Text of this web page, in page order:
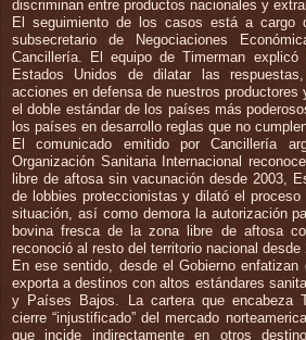
discriminan entre productos nacionales y
El seguimiento de los casos está a cargo
subsecretario de Negociaciones
Cancillería. El equipo de Timerman
Estados Unidos de dilatar las
acciones en defensa de nuestros productores
el doble estándar de los países más
los países en desarrollo reglas que no
El comunicado emitido por Cancillería
Organización Sanitaria Internacional
libre de aftosa sin vacunación desde 2003,
de lobbies proteccionistas y dilató el
situación, así como demora la autorización
bovina fresca de la zona libre de aftosa
reconoció al resto del territorio nacional desde
En ese sentido, desde el Gobierno enfatizan
exporta a destinos con altos estándares
y Países Bajos. La cartera que encabeza
cierre “injustificado” del mercado
que incide indirectamente en otros